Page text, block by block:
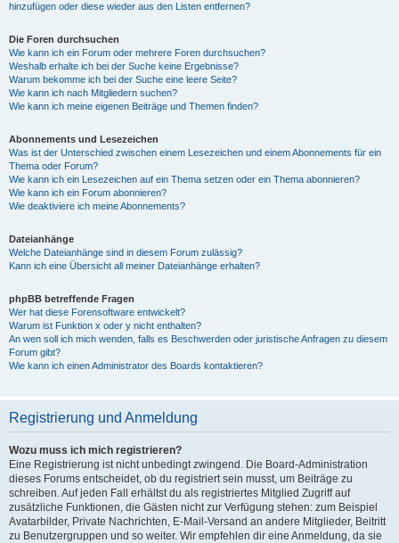
hinzufügen oder diese wieder aus den Listen entfernen?
Die Foren durchsuchen
Wie kann ich ein Forum oder mehrere Foren durchsuchen?
Weshalb erhalte ich bei der Suche keine Ergebnisse?
Warum bekomme ich bei der Suche eine leere Seite?
Wie kann ich nach Mitgliedern suchen?
Wie kann ich meine eigenen Beiträge und Themen finden?
Abonnements und Lesezeichen
Was ist der Unterschied zwischen einem Lesezeichen und einem Abonnements für ein
Thema oder Forum?
Wie kann ich ein Lesezeichen auf ein Thema setzen oder ein Thema abonnieren?
Wie kann ich ein Forum abonnieren?
Wie deaktiviere ich meine Abonnements?
Dateianhänge
Welche Dateianhänge sind in diesem Forum zulässig?
Kann ich eine Übersicht all meiner Dateianhänge erhalten?
phpBB betreffende Fragen
Wer hat diese Forensoftware entwickelt?
Warum ist Funktion x oder y nicht enthalten?
An wen soll ich mich wenden, falls es Beschwerden oder juristische Anfragen zu diesem
Forum gibt?
Wie kann ich einen Administrator des Boards kontaktieren?
Registrierung und Anmeldung
Wozu muss ich mich registrieren?
Eine Registrierung ist nicht unbedingt zwingend. Die Board-Administration
dieses Forums entscheidet, ob du registriert sein musst, um Beiträge zu
schreiben. Auf jeden Fall erhältst du als registriertes Mitglied Zugriff auf
zusätzliche Funktionen, die Gästen nicht zur Verfügung stehen: zum Beispiel
Avatarbilder, Private Nachrichten, E-Mail-Versand an andere Mitglieder, Beitritt
zu Benutzergruppen und so weiter. Wir empfehlen dir eine Anmeldung, da sie